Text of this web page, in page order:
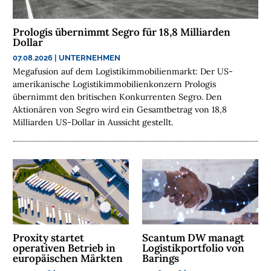
E
N
N
C
H
H
A
I
G
K
E
I
T
U
Prologis übernimmt Segro für 18,8 Milliarden
Dollar
07.08.2026 |UNTERNEHMEN
Megafusion auf dem Logistikimmobilienmarkt: Der US-
amerikanische Logistikimmobilienkonzern Prologis
übernimmt den britischen Konkurrenten Segro. Den
Aktionären von Segro wird ein Gesamtbetrag von 18,8
Milliarden US-Dollar in Aussicht gestellt.
Proxity startet
operativen Betrieb in
europäischen Märkten
Scantum DW managt
Logistikportfolio von
Barings